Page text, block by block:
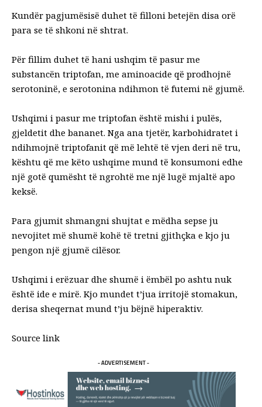
Kundër pagjumësisë duhet të filloni betejën disa orë
para se të shkoni në shtrat.
Për fillim duhet të hani ushqim të pasur me
substancën triptofan, me aminoacide që prodhojnë
serotoninë, e serotonina ndihmon të futemi në gjumë.
Ushqimi i pasur me triptofan është mishi i pulës,
gjeldetit dhe bananet. Nga ana tjetër, karbohidratet i
ndihmojnë triptofanit që më lehtë të vjen deri në tru,
kështu që me këto ushqime mund të konsumoni edhe
një gotë qumësht të ngrohtë me një lugë mjaltë apo
keksë.
Para gjumit shmangni shujtat e mëdha sepse ju
nevojitet më shumë kohë të tretni gjithçka e kjo ju
pengon një gjumë cilësor.
Ushqimi i erëzuar dhe shumë i ëmbël po ashtu nuk
është ide e mirë. Kjo mundet t’jua irritojë stomakun,
derisa sheqernat mund t’ju bëjnë hiperaktiv.
Source link
- ADVERTISEMENT -